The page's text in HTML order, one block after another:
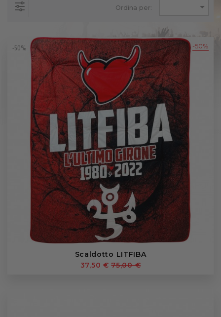
Ordina per: 
-50%
-50%
Scaldotto LITFIBA
37,50 € 75,00 €